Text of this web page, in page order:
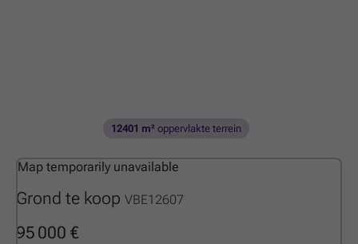
Grond te koop VBE12607
95 000 €
12401 m² oppervlakte terrein
Map temporarily unavailable